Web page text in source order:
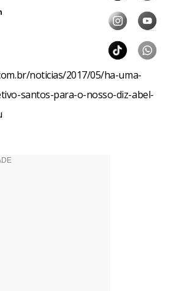
noticias/2017/05/ha-uma-
santos-para-o-nosso-diz-abel-